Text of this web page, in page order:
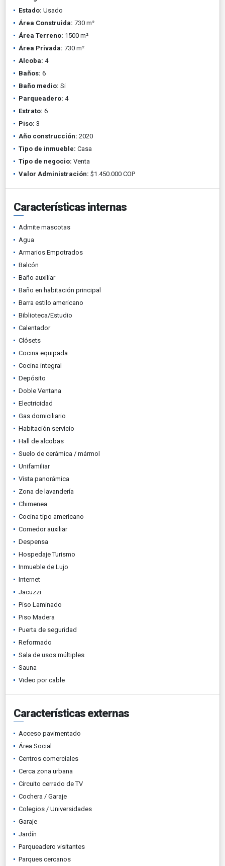
Estado: Usado
Área Construida: 730 m²
Área Terreno: 1500 m²
Área Privada: 730 m²
Alcoba: 4
Baños: 6
Baño medio: Si
Parqueadero: 4
Estrato: 6
Piso: 3
Año construcción: 2020
Tipo de inmueble: Casa
Tipo de negocio: Venta
Valor Administración: $1.450.000 COP
Características internas
Admite mascotas
Agua
Armarios Empotrados
Balcón
Baño auxiliar
Baño en habitación principal
Barra estilo americano
Biblioteca/Estudio
Calentador
Clósets
Cocina equipada
Cocina integral
Depósito
Doble Ventana
Electricidad
Gas domiciliario
Habitación servicio
Hall de alcobas
Suelo de cerámica / mármol
Unifamiliar
Vista panorámica
Zona de lavandería
Chimenea
Cocina tipo americano
Comedor auxiliar
Despensa
Hospedaje Turismo
Inmueble de Lujo
Internet
Jacuzzi
Piso Laminado
Piso Madera
Puerta de seguridad
Reformado
Sala de usos múltiples
Sauna
Video por cable
Características externas
Acceso pavimentado
Área Social
Centros comerciales
Cerca zona urbana
Circuito cerrado de TV
Cochera / Garaje
Colegios / Universidades
Garaje
Jardín
Parqueadero visitantes
Parques cercanos